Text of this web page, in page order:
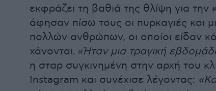
εκφράζει τη βαθιά της θλίψη για
άφησαν πίσω τους οι πυρκαγιές και
πολλών ανθρώπων, οι οποίοι είδαν
χάνονται. «Ήταν μια τραγική
η σταρ συγκινημένη στην αρχή του
Instagram και συνέχισε λέγοντας: